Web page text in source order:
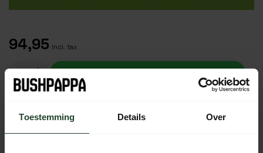
Toestemming Details Over
94,95 Incl. tax
Free shipping from €90 (NL, BE & DE)